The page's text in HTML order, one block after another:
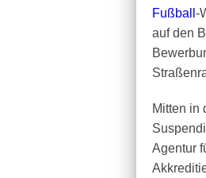
Fußball -
auf den
Mitten in
Agentur